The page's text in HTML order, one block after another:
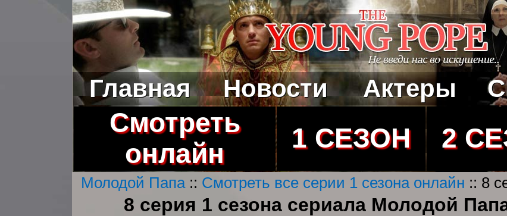
Главная Новости Актеры
Смотреть
онлайн
1 СЕЗОН 2
Молодой Папа:: Смотреть все серии 1 сезона онлайн :: 8
8 серия 1 сезона сериала Молодой